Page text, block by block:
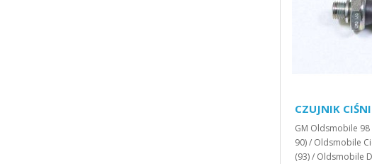
CZUJNIK
GM Oldsmobile 98
90) / Oldsmobile
(93) / Oldsmobile